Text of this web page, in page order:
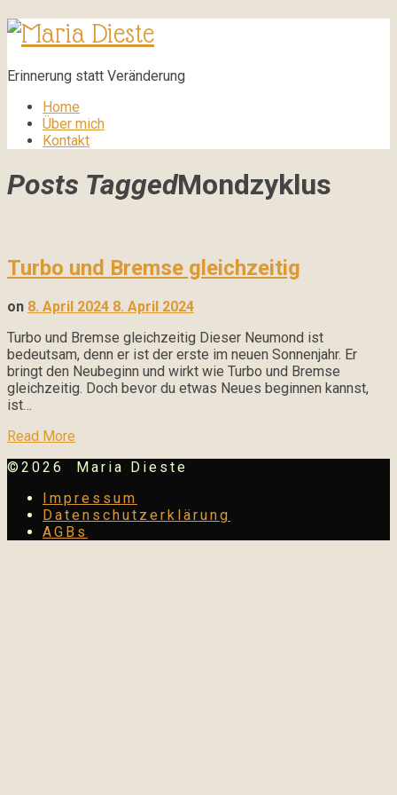
Maria
Erinnerung statt Veränderung
Home
Über mich
Kontakt
Posts TaggedMondzyklus
Turbo und Bremse gleichzeitig
on 8. April 2024 8. April 2024
Turbo und Bremse gleichzeitig Dieser Neumond ist
bedeutsam, denn er ist der erste im neuen Sonnenjahr. Er
bringt den Neubeginn und wirkt wie Turbo und Bremse
gleichzeitig. Doch bevor du etwas Neues beginnen kannst,
ist…
Read More
©2026 Maria Dieste
Impressum
Datenschutzerklärung
AGBs